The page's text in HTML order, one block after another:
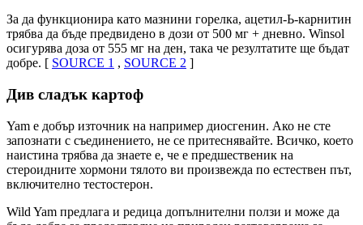
За да функционира като мазнини горелка, ацетил-Ь-карнитин
трябва да бъде предвидено в дози от 500 мг + дневно. Winsol
осигурява доза от 555 мг на ден, така че резултатите ще бъдат
добре. [ SOURCE 1 , SOURCE 2 ]
Див сладък картоф
Yam е добър източник на например диосгенин. Ако не сте
запознати с съединението, не се притеснявайте. Всичко, което
наистина трябва да знаете е, че е предшественик на
стероидните хормони тялото ви произвежда по естествен път,
включително тестостерон.
Wild Yam предлага и редица допълнителни ползи и може да